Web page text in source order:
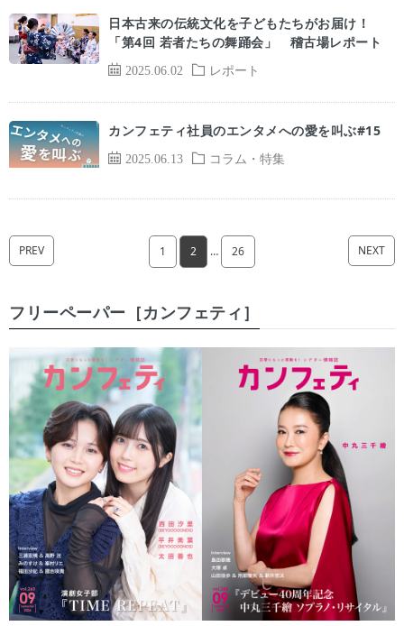
2025.06.02 レポート
日本古来の伝統文化を子どもたちがお届け！
「第4回 若者たちの舞踊会」 稽古場レポート
2025.06.13 コラム・特集
カンフェティ社員のエンタメへの愛を叫ぶ#15
PREV 1 2 … 26 NEXT
フリーペーパー［カンフェティ］